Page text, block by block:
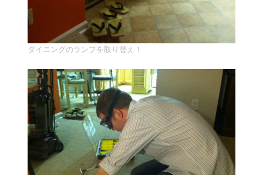
ダイニングのランプを取り替え！